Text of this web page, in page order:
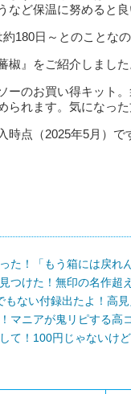
など保温に努めると良
180日～とのことな
』をご紹介しました
ーのお買い得キット
られます。気になっ
点（2025年5月）
た！「もう箱には戻れ
つけた！無印の名作
もない付録出たよ！高
マニアが鬼リピする高
て！100円じゃないけ